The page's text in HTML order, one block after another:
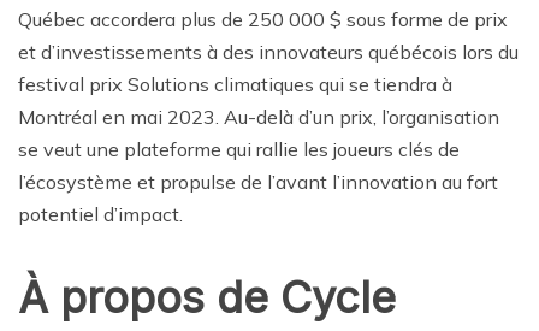
Québec accordera plus de 250 000 $ sous forme de prix
et d’investissements à des innovateurs québécois lors du
festival prix Solutions climatiques qui se tiendra à
Montréal en mai 2023. Au-delà d’un prix, l’organisation
se veut une plateforme qui rallie les joueurs clés de
l’écosystème et propulse de l’avant l’innovation au fort
potentiel d’impact.
À propos de Cycle